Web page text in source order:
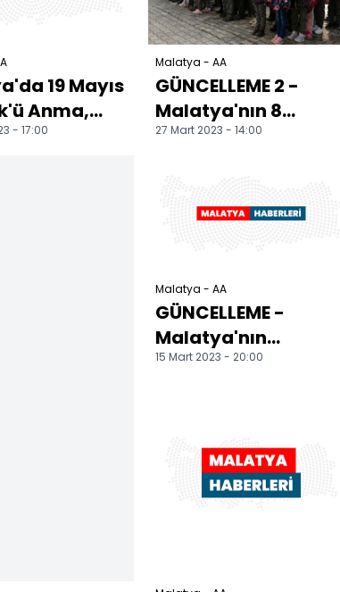
19 Mayıs
Anma,
Spor
- 17:00
Malatya - AA
GÜNCELLEME 2 -
Malatya'nın 8
ilçesinde
öğreti...
27 Mart 2023 - 14:00
Malatya - AA
GÜNCELLEME -
Malatya'nın
Doğanşehir
15 Mart 2023 - 20:00